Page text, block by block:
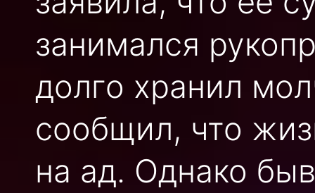
занимался
долго хранил
сообщил, что
на ад. Однако